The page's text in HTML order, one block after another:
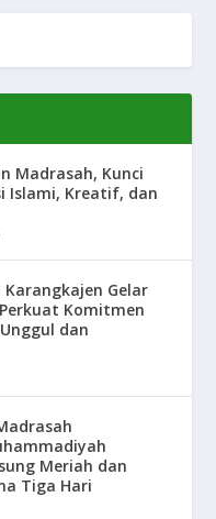
Madrasah, Kunci
Islami, Kreatif, dan
Gelar
Komitmen
dan
Meriah dan
Tiga Hari